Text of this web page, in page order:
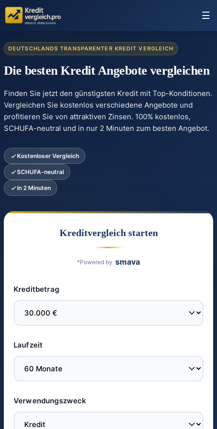
☰
DEUTSCHLANDS TRANSPARENTER KREDIT VERGLEICH
Die besten Kredit Angebote vergleichen
Finden Sie jetzt den günstigsten Kredit mit Top-Konditionen.
Vergleichen Sie kostenlos verschiedene Angebote und
profitieren Sie von attraktiven Zinsen. 100% kostenlos,
SCHUFA-neutral und in nur 2 Minuten zum besten Angebot.
Kostenloser Vergleich
SCHUFA-neutral
In 2 Minuten
Kreditvergleich starten
*Powered by smava
Kreditbetrag
Laufzeit
Verwendungszweck